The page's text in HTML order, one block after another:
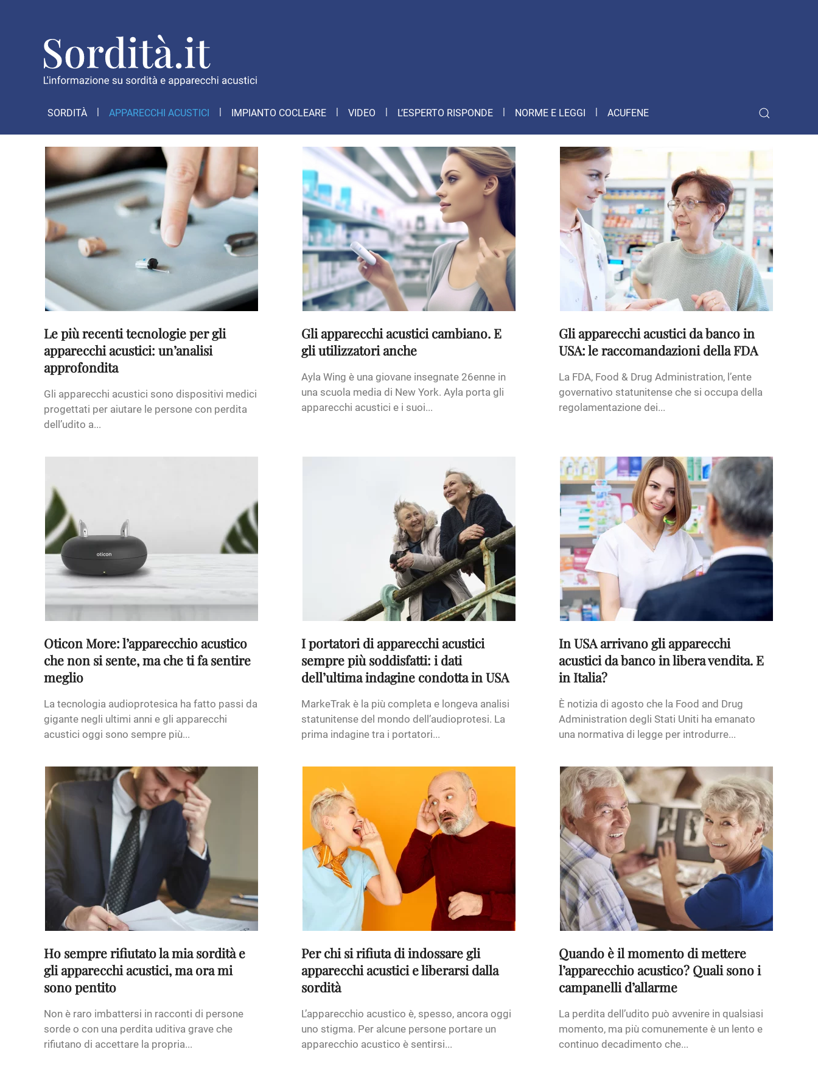
SORDITÀ APPARECCHI ACUSTICI IMPIANTO COCLEARE VIDEO L’ESPERTO RISPONDE NORME E LEGGI ACUFENE
Le più recenti tecnologie per gli
apparecchi acustici: un’analisi
approfondita
Gli apparecchi acustici sono dispositivi medici
progettati per aiutare le persone con perdita
dell’udito a...
Gli apparecchi acustici cambiano. E
gli utilizzatori anche
Ayla Wing è una giovane insegnate 26enne in
una scuola media di New York. Ayla porta gli
apparecchi acustici e i suoi...
Gli apparecchi acustici da banco in
USA: le raccomandazioni della FDA
La FDA, Food & Drug Administration, l’ente
governativo statunitense che si occupa della
regolamentazione dei...
Oticon More: l’apparecchio acustico
che non si sente, ma che ti fa sentire
meglio
La tecnologia audioprotesica ha fatto passi da
gigante negli ultimi anni e gli apparecchi
acustici oggi sono sempre più...
I portatori di apparecchi acustici
sempre più soddisfatti: i dati
dell’ultima indagine condotta in USA
MarkeTrak è la più completa e longeva analisi
statunitense del mondo dell’audioprotesi. La
prima indagine tra i portatori...
In USA arrivano gli apparecchi
acustici da banco in libera vendita. E
in Italia?
È notizia di agosto che la Food and Drug
Administration degli Stati Uniti ha emanato
una normativa di legge per introdurre...
Ho sempre rifiutato la mia sordità e
gli apparecchi acustici, ma ora mi
sono pentito
Non è raro imbattersi in racconti di persone
sorde o con una perdita uditiva grave che
rifiutano di accettare la propria...
Per chi si rifiuta di indossare gli
apparecchi acustici e liberarsi dalla
sordità
L’apparecchio acustico è, spesso, ancora oggi
uno stigma. Per alcune persone portare un
apparecchio acustico è sentirsi...
Quando è il momento di mettere
l’apparecchio acustico? Quali sono i
campanelli d’allarme
La perdita dell’udito può avvenire in qualsiasi
momento, ma più comunemente è un lento e
continuo decadimento che...